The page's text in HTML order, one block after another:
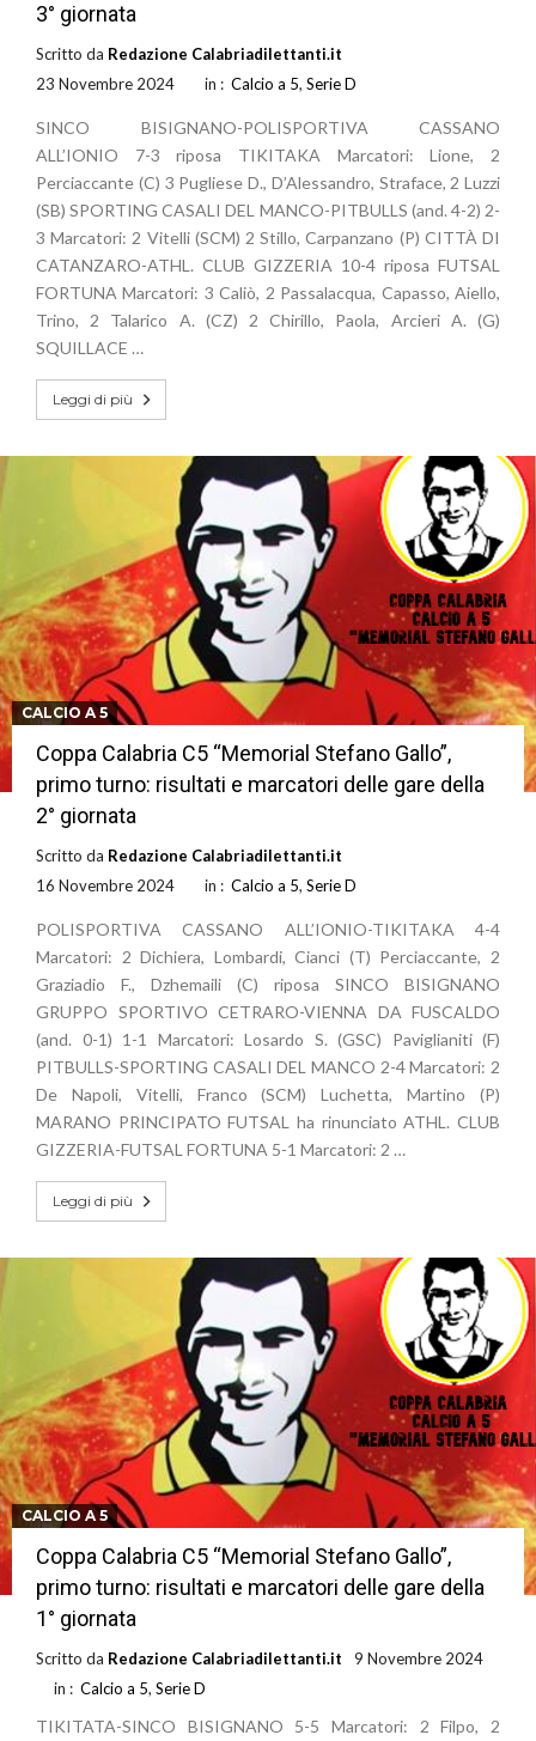
3° giornata
Scritto da Redazione Calabriadilettanti.it
23 Novembre 2024
in : Calcio a 5, Serie D
SINCO BISIGNANO-POLISPORTIVA CASSANO
ALL’IONIO 7-3 riposa TIKITAKA Marcatori: Lione, 2
Perciaccante (C) 3 Pugliese D., D’Alessandro, Straface, 2 Luzzi
(SB) SPORTING CASALI DEL MANCO-PITBULLS (and. 4-2) 2-
3 Marcatori: 2 Vitelli (SCM) 2 Stillo, Carpanzano (P) CITTÀ DI
CATANZARO-ATHL. CLUB GIZZERIA 10-4 riposa FUTSAL
FORTUNA Marcatori: 3 Caliò, 2 Passalacqua, Capasso, Aiello,
Trino, 2 Talarico A. (CZ) 2 Chirillo, Paola, Arcieri A. (G)
SQUILLACE …
Leggi di più
CALCIO A 5
Coppa Calabria C5 “Memorial Stefano Gallo”,
primo turno: risultati e marcatori delle gare della
2° giornata
Scritto da Redazione Calabriadilettanti.it
16 Novembre 2024
in : Calcio a 5, Serie D
POLISPORTIVA CASSANO ALL’IONIO-TIKITAKA 4-4
Marcatori: 2 Dichiera, Lombardi, Cianci (T) Perciaccante, 2
Graziadio F., Dzhemaili (C) riposa SINCO BISIGNANO
GRUPPO SPORTIVO CETRARO-VIENNA DA FUSCALDO
(and. 0-1) 1-1 Marcatori: Losardo S. (GSC) Paviglianiti (F)
PITBULLS-SPORTING CASALI DEL MANCO 2-4 Marcatori: 2
De Napoli, Vitelli, Franco (SCM) Luchetta, Martino (P)
MARANO PRINCIPATO FUTSAL ha rinunciato ATHL. CLUB
GIZZERIA-FUTSAL FORTUNA 5-1 Marcatori: 2 …
Leggi di più
CALCIO A 5
Coppa Calabria C5 “Memorial Stefano Gallo”,
primo turno: risultati e marcatori delle gare della
1° giornata
Scritto da Redazione Calabriadilettanti.it
9 Novembre 2024
in : Calcio a 5, Serie D
TIKITATA-SINCO BISIGNANO 5-5 Marcatori: 2 Filpo, 2